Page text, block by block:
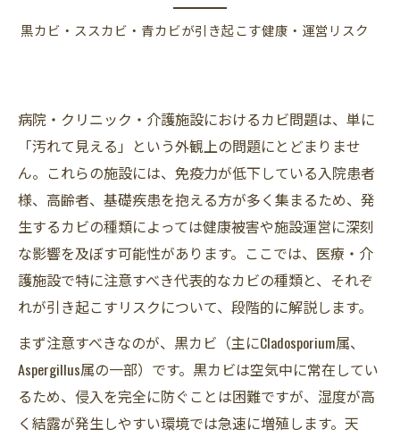
黒カビ・ススカビ・青カビが引き起こす健康・運営リスク
病院・クリニック・介護施設におけるカビ問題は、単に
「汚れて見える」という外観上の問題にとどまりませ
ん。これらの施設には、免疫力が低下している入院患者
様、高齢者、基礎疾患を抱える方が多く集まるため、発
生するカビの種類によっては健康被害や施設運営に深刻
な影響を及ぼす可能性があります。ここでは、医療・介
護施設で特に注意すべき代表的なカビの種類と、それぞ
れが引き起こすリスクについて、段階的に解説します。
まず注意すべきなのが、黒カビ（主にCladosporium属、
Aspergillus属の一部）です。黒カビは空気中に常在してい
るため、侵入を完全に防ぐことは困難ですが、湿度が高
く結露が発生しやすい環境では急速に増殖します。天